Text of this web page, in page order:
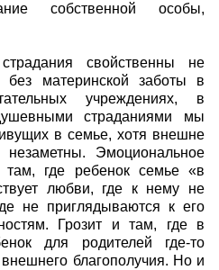
собственной особы,
свойственны не
без материнской заботы в
учреждениях, в
страданиями мы
в семье, хотя внешне
Эмоциональное
там, где ребенок семье «в
любви, где к нему не
не приглядываются к его
Грозит и там, где в
для родителей где-то
благополучия. Но и